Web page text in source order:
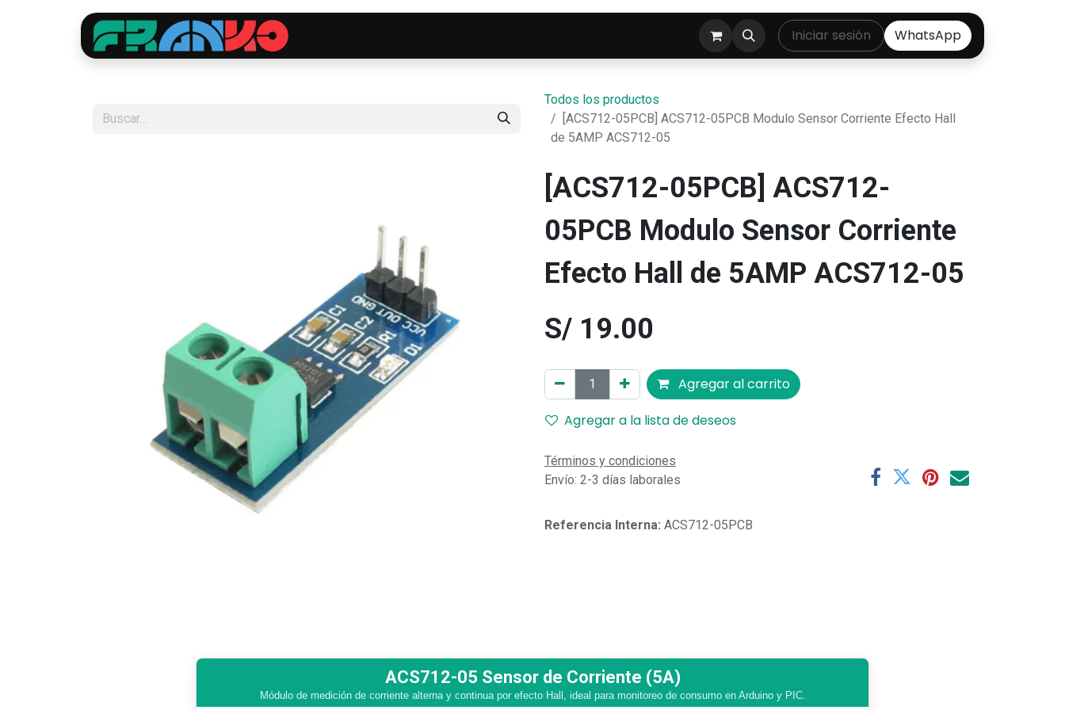
Contáctenos Iniciar sesión WhatsApp
Todos los productos
[ACS712-05PCB] ACS712-05PCB Modulo Sensor Corriente Efecto Hall
de 5AMP ACS712-05
[ACS712-05PCB] ACS712-
05PCB Modulo Sensor Corriente
Efecto Hall de 5AMP ACS712-05
S/ 19.00
Agregar al carrito
Agregar a la lista de deseos
Términos y condiciones
Envío: 2-3 días laborales
Referencia Interna: ACS712-05PCB
ACS712-05 Sensor de Corriente (5A)
Módulo de medición de corriente alterna y continua por efecto Hall, ideal para monitoreo de consumo en Arduino y PIC.